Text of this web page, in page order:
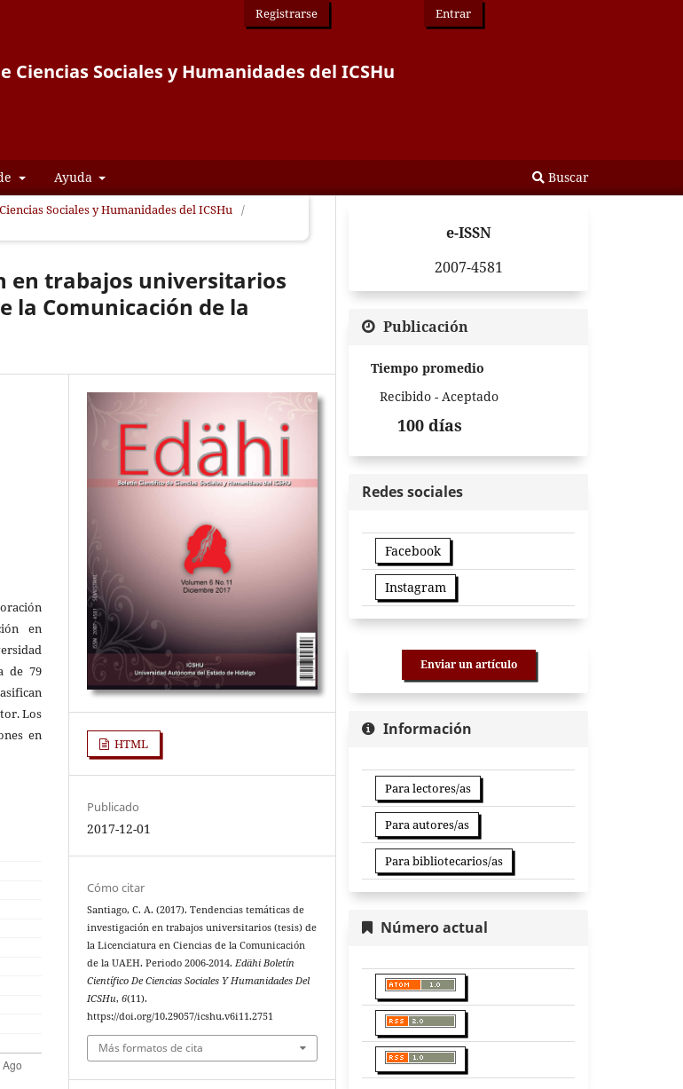
Ciencias Sociales y Humanidades del ICSHu
Ayuda Buscar
Registrarse Entrar
Sociales y Humanidades del ICSHu /
en trabajos universitarios
la Comunicación de la
en
de 79
Los
en
HTML
Publicado
2017-12-01
Cómo citar
Santiago, C. A. (2017). Tendencias temáticas de
investigación en trabajos universitarios (tesis) de
la Licenciatura en Ciencias de la Comunicación
de la UAEH. Periodo 2006-2014.Edähi Boletín
Científico De Ciencias Sociales Y Humanidades Del
ICSHu,6(11).
https://doi.org/10.29057/icshu.v6i11.2751
Más formatos de cita
e-ISSN
2007-4581
Publicación
Tiempo promedio
Recibido - Aceptado
100 días
Redes sociales
Facebook
Instagram
Enviar un artículo
Información
Para lectores/as
Para autores/as
Para bibliotecarios/as
Número actual